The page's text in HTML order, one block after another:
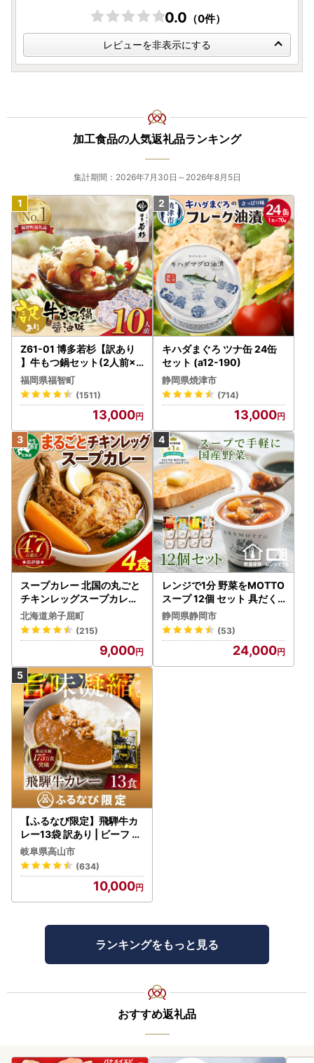
本日は「特別栽培米ゆめぴりか（無洗米含む）」を追加し、
明日は「特別栽培米ななつぼし」、週明けには「ななつぼし
（通常栽培）」の追加を予定しております。ぜひこまめにご
覧ください。
---------------------------------------------------
2026/4/3）ずどーーん 奈井江町の美味しい高糖度のあま
～いトマトの先行予約を開始しました！
トマトの先行予約を開始いたしました。
ちょうど定植の時期を迎え、奈井江町の畑ではトマトがすく
すくと成長しています。
太陽の光をたっぷり浴びながら、農家が丹精込めて育てるト
マト。
収穫のその時まで大切に育てた味わいを、ぜひお楽しみくだ
さい。
---------------------------------------------------
2026/3/6）【ずどーんっとちょうどいい分量 奈井江町か
らまつ園オリジナルのそばつゆ2本セットが登場】
ずどーーーーーん
今回お試しにちょうど良い分量のお礼の品を追加しました！
からまつ園オリジナルそばつゆ2本セットになります。
・手打ちそば処「からまつ園」 かけそばのつゆ×2本
・手打ちそば処「からまつ園」 冷やしそばのつゆ×2本
・手打ちそば処「からまつ園」 そばつゆセット×各1本
からまつ園オリジナルのつゆはカツオの風味と、だしがきい
た上品でまろやかな香りがお蕎麦によく合います。こだわり
ぬいた「からまつ園」の自慢の味がご家庭で楽しめます。
---------------------------------------------------
2026/1/1）【謹賀新年】ずどーんっと明けましておめでとう
ございます。
新年、明けましておめでとうございます。
旧年中は、ふるさと納税を通じて多大なるご寄附を賜り、心
より感謝申し上げます。
奈井江町では、特産のお米やトマトをはじめ、生産者の想い
が詰まったお礼の品をたくさんご用意しております。皆様の
食卓に奈井江の「美味しい」をお届けできることが、私たち
の喜びです。
2026年も、町一丸となって「ずどーん」と勢いよく歩んで
まいります。 今後とも変わらぬ応援を、どうぞよろしくお
願い申し上げます。
---------------------------------------------------
2025/12/30）【今年もありがとうございました】
【ずどーーーんと音楽満喫。あなただけの休日を。】
奈井江町の宿泊施設を新たなお礼の品として登場！
奈井江町には宿泊施設が二つあり、その一つがゲストハウス
『泊まれる音楽室』です。
この度は一棟貸切を新たなお礼の品として追加しました。
最大で10名宿泊できる民泊施設で音楽を楽しむなら持って来
いの施設になっております。
友人や家族とセッションがしたくて。心待ちにしていた音楽
イベントにもっと浸りたくて。大切な楽器と、お気に入りの
レコードを片手に。
まで 音楽を満喫できるようにと生まれました。
あなただけの休日を楽しみませんか
---------------------------------------------------
0.0 （0件）
レビューを非表示にする
加工食品の人気返礼品ランキング
集計期間：2026年7月30日～2026年8月5日
Z61-01 博多若杉【訳あり
】牛もつ鍋セット(2人前×5
) 10人前 もつ鍋
福岡県福智町
(1511)
13,000
キハダまぐろ ツナ缶 24缶
セット (a12-190)
静岡県焼津市
(714)
13,000
スープカレー 北国の丸ごと
チキンレッグスープカレー
4個 3739
北海道弟子屈町
(215)
9,000
レンジで1分 野菜をMOTTO
スープ 12個 セット 具だく
さんスープ 朝食 惣菜 国産
野菜 常温保存
静岡県静岡市
(53)
24,000
【ふるなび限定】飛騨牛カ
レー13袋 訳あり | ビーフ レ
トルト 訳あり DC006-CP
01 FN-Limited-VO
岐阜県高山市
(634)
10,000
ランキングをもっと見る
おすすめ返礼品